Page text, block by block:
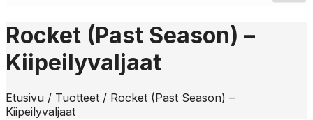
Rocket (Past Season) –
Kiipeilyvaljaat
Etusivu / Tuotteet / Rocket (Past Season) –
Kiipeilyvaljaat